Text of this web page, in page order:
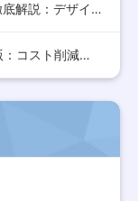
2026年最新版！高品質なバッジ製作を徹底解説：デザインから…
高品質なOPP袋印刷の最新技術2025年版：コスト削減とデザ…